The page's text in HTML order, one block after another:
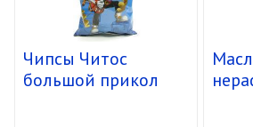
Чипсы Читос
большой прикол